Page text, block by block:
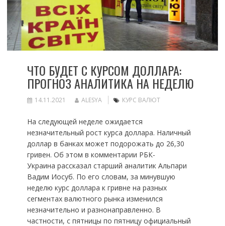
ЧТО БУДЕТ С КУРСОМ ДОЛЛАРА:
ПРОГНОЗ АНАЛИТИКА НА НЕДЕЛЮ
14.11.2021 ALESYA КУРС ВАЛЮТ
На следующей неделе ожидается
незначительный рост курса доллара. Наличный
доллар в банках может подорожать до 26,30
гривен. Об этом в комментарии РБК-
Украина рассказал старший аналитик Альпари
Вадим Иосуб. По его словам, за минувшую
неделю курс доллара к гривне на разных
сегментах валютного рынка изменился
незначительно и разнонаправленно. В
частности, с пятницы по пятницу официальный